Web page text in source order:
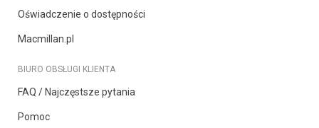
Oświadczenie o dostępności
Macmillan.pl
BIURO OBSŁUGI KLIENTA
FAQ / Najczęstsze pytania
Pomoc